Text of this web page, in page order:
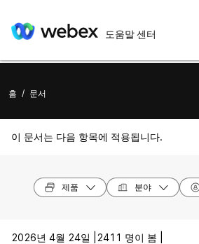
도움말 센터
홈 / 문서
이 문서는 다음 항목에 적용됩니다.
제품 분야
2026년 4월 24일 |
2411 명이 봄 |